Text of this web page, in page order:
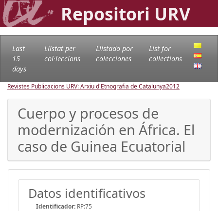
Repositori URV
Last
15
days
Llistat per
col·leccions
Llistado por
colecciones
List for
collections
Revistes Publicacions URV: Arxiu d'Etnografia de Catalunya2012
Cuerpo y procesos de
modernización en África. El
caso de Guinea Ecuatorial
Datos identificativos
Identificador: RP:75